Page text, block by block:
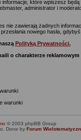
które wpiszesz
administrator i
zawierają żadnych
nowego hasła, gdybyś
Polityką Prywatności.
o charakterze
warunki
© 2003 phpBB Group
Done by Forum